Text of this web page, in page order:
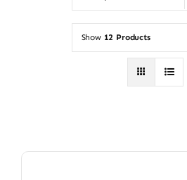
Show 12 Products